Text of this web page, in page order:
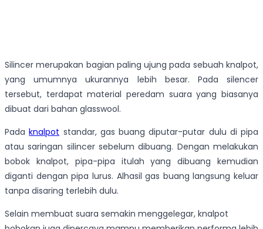
Silincer merupakan bagian paling ujung pada sebuah knalpot,
yang umumnya ukurannya lebih besar. Pada silencer
tersebut, terdapat material peredam suara yang biasanya
dibuat dari bahan glasswool.
Padaknalpot standar, gas buang diputar-putar dulu di pipa
atau saringan silincer sebelum dibuang. Dengan melakukan
bobok knalpot, pipa-pipa itulah yang dibuang kemudian
diganti dengan pipa lurus. Alhasil gas buang langsung keluar
tanpa disaring terlebih dulu.
Selain membuat suara semakin menggelegar, knalpot